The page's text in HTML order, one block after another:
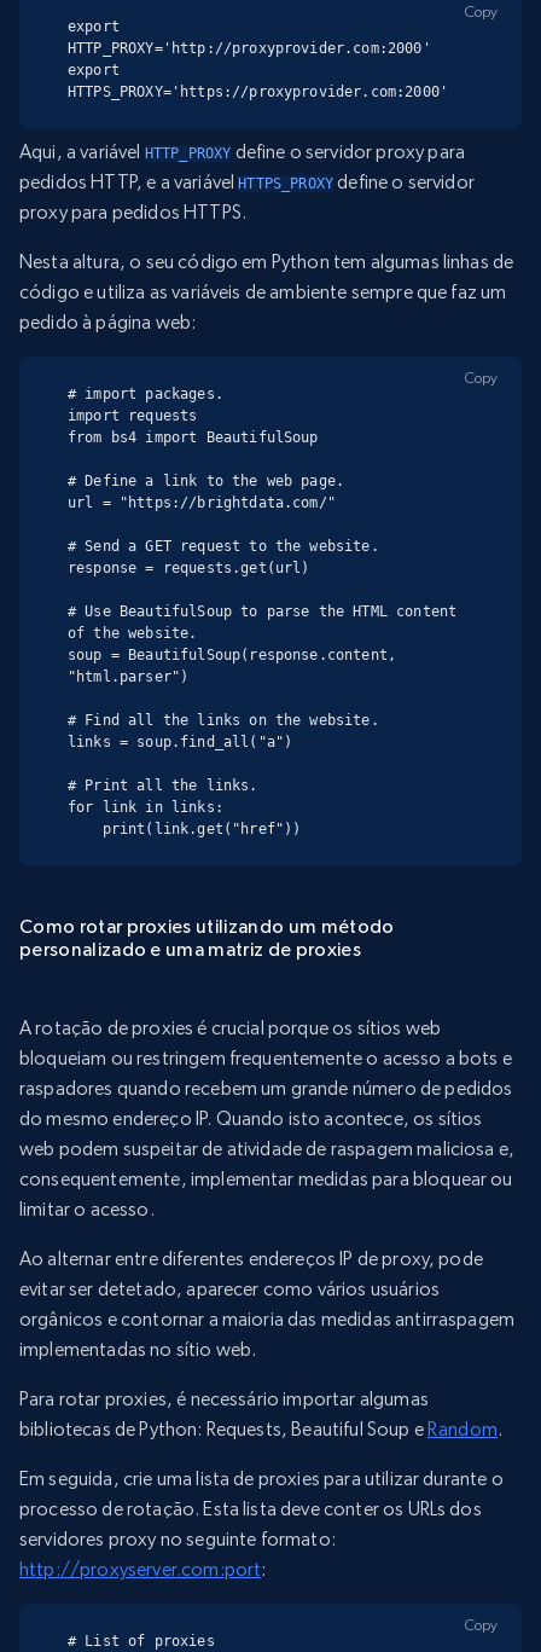
export
HTTP_PROXY='http://proxyprovider.com:2000'
export
HTTPS_PROXY='https://proxyprovider.com:2000'
Copy
Aqui, a variável HTTP_PROXY define o servidor proxy para
pedidos HTTP, e a variávelHTTPS_PROXY define o servidor
proxy para pedidos HTTPS.
Nesta altura, o seu código em Python tem algumas linhas de
código e utiliza as variáveis de ambiente sempre que faz um
pedido à página web:
# import packages.
import requests
from bs4 import BeautifulSoup
# Define a link to the web page.
url = "https://brightdata.com/"
# Send a GET request to the website.
response = requests.get(url)
# Use BeautifulSoup to parse the HTML content
of the website.
soup = BeautifulSoup(response.content,
"html.parser")
# Find all the links on the website.
links = soup.find_all("a")
# Print all the links.
for link in links:
    print(link.get("href"))
Copy
Como rotar proxies utilizando um método
personalizado e uma matriz de proxies
A rotação de proxies é crucial porque os sítios web
bloqueiam ou restringem frequentemente o acesso a bots e
raspadores quando recebem um grande número de pedidos
do mesmo endereço IP. Quando isto acontece, os sítios
web podem suspeitar de atividade de raspagem maliciosa e,
consequentemente, implementar medidas para bloquear ou
limitar o acesso.
Ao alternar entre diferentes endereços IP de proxy, pode
evitar ser detetado, aparecer como vários usuários
orgânicos e contornar a maioria das medidas antirraspagem
implementadas no sítio web.
Para rotar proxies, é necessário importar algumas
bibliotecas de Python: Requests, Beautiful Soup eRandom.
Em seguida, crie uma lista de proxies para utilizar durante o
processo de rotação. Esta lista deve conter os URLs dos
servidores proxy no seguinte formato:
http://proxyserver.com:port:
# List of proxies
Copy